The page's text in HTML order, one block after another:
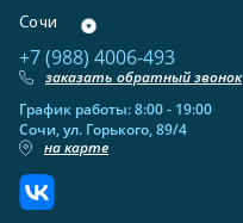
Сочи
+7 (988) 4006-493
заказать обратный звонок
График работы: 8:00 - 19:00
Сочи, ул. Горького, 89/4
на карте